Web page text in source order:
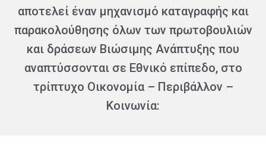
αποτελεί έναν μηχανισμό καταγραφής και
παρακολούθησης όλων των πρωτοβουλιών
και δράσεων Βιώσιμης Ανάπτυξης που
αναπτύσσονται σε Εθνικό επίπεδο, στο
τρίπτυχο Οικονομία – Περιβάλλον –
Κοινωνία: